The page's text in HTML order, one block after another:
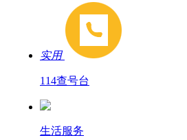
实用
114查号台
生活服务